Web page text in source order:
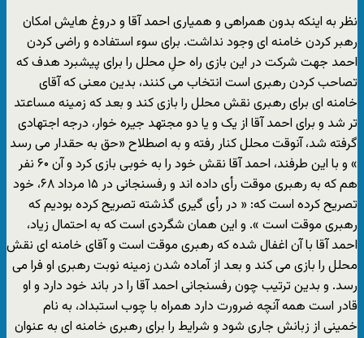
نظر به اینکه بدون همراهی و همیاری احمد آقا و دروغ هایش امکان
رهبر کردن خامنه ای وجود نداشت. برای سوء استفاده و راضی کردن
احمد جهت شرکت در این بازی راه حلِ محلل را برای پیشبرد هدف که
تصاحب کردن رهبری است انتخاب می کنند، بدین معنی که آقای
خامنه ای برای رهبری نقش محلل را بازی کند و بعد که زمینه مساعتد
تر شد و برای احمد آقا از یک و یا دو مجتهد جیره خوار، درجه اجتهادی
گرفته شد، آنوقت محلل کنار رفته و به اصطلاح «حق به حقدار می رسد
» و با این طرفند، احمد آقا نقش خود را به خوبی بازی کرد و آن ۶۰ نفر
هم که به رهبری موقت رأی داده اند و رفسنجانی در ۱۵ مرداد ۶۸، خود
تصریح کرده است که: « در رأی گیری گذشته تصریح کرده بودیم که
رهبری موقت است ». و این همان شگردی است که به احتمال زیاد،
احمد آقا با آن اغفال شده که رهبری موقت است و آقای خامنه ای نقش
محلل را بازی می کند و بعد از آماده شدن زمینه نوبت رهبری او فرا می
رسد. و بدین ترتیب چون رفسنجانی احمد آقا را در باند خود دارد و او
قادر است همه آنچه ضرورت دارد همراه با چوب استبداد، به نام
خمینی از زبانش جاری شود و شرایط را برای رهبری خامنه ای به عنوان